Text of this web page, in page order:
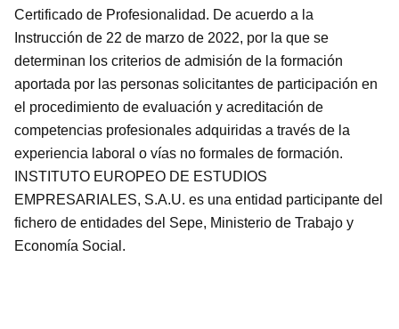
Certificado de Profesionalidad. De acuerdo a la
Instrucción de 22 de marzo de 2022, por la que se
determinan los criterios de admisión de la formación
aportada por las personas solicitantes de participación en
el procedimiento de evaluación y acreditación de
competencias profesionales adquiridas a través de la
experiencia laboral o vías no formales de formación.
INSTITUTO EUROPEO DE ESTUDIOS
EMPRESARIALES, S.A.U. es una entidad participante del
fichero de entidades del Sepe, Ministerio de Trabajo y
Economía Social.